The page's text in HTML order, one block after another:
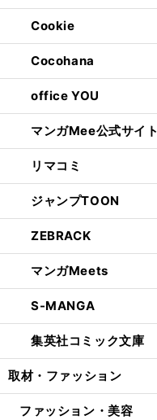
Cookie
Cocohana
office YOU
マンガMee公式サイト
リマコミ
ジャンプTOON
ZEBRACK
マンガMeets
S-MANGA
集英社コミック文庫
取材・ファッション
ファッション・美容